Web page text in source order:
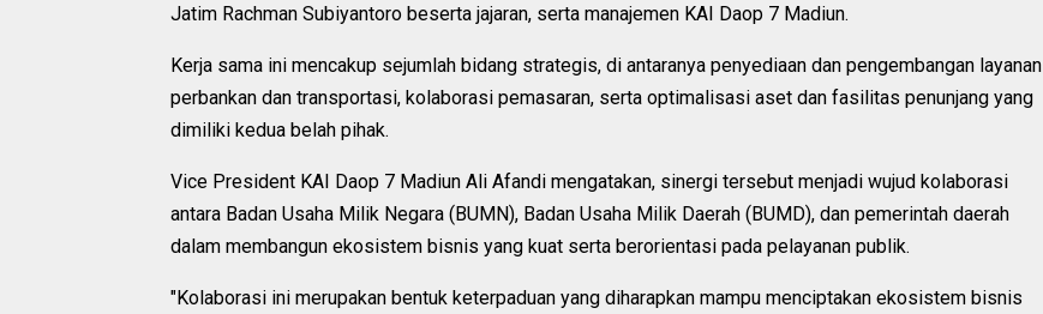
Jatim Rachman Subiyantoro beserta jajaran, serta manajemen KAI Daop 7 Madiun.
Kerja sama ini mencakup sejumlah bidang strategis, di antaranya penyediaan dan pengembangan layanan
perbankan dan transportasi, kolaborasi pemasaran, serta optimalisasi aset dan fasilitas penunjang yang
dimiliki kedua belah pihak.
Vice President KAI Daop 7 Madiun Ali Afandi mengatakan, sinergi tersebut menjadi wujud kolaborasi
antara Badan Usaha Milik Negara (BUMN), Badan Usaha Milik Daerah (BUMD), dan pemerintah daerah
dalam membangun ekosistem bisnis yang kuat serta berorientasi pada pelayanan publik.
"Kolaborasi ini merupakan bentuk keterpaduan yang diharapkan mampu menciptakan ekosistem bisnis